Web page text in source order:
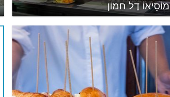
מוֹסֵיאוֹ דֶל חַמוֹן